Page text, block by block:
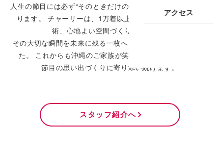
アクセス
人生の節目には必ず“そのときだけの表情”と“家族の想い”があ
ります。 チャーリーは、1万着以上の衣装、確かな撮影技
術、心地よい空間づくりを通して、
その大切な瞬間を未来に残る一枚へと丁寧に仕上げてきまし
た。 これからも沖縄のご家族が笑顔になれる場所として
節目の思い出づくりに寄り添い続けます。
スタッフ紹介へ